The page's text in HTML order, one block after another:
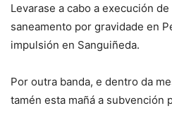
Levarase a cabo a execución
saneamento por gravidade en
impulsión en Sanguiñeda.
Por outra banda, e dentro da
tamén esta mañá a subvención